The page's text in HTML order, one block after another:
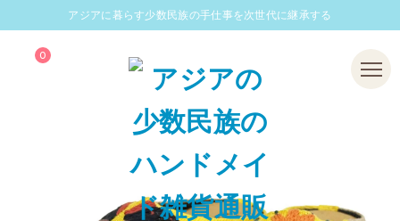
アジアに暮らす少数民族の手仕事を次世代に継承する
0 Menu